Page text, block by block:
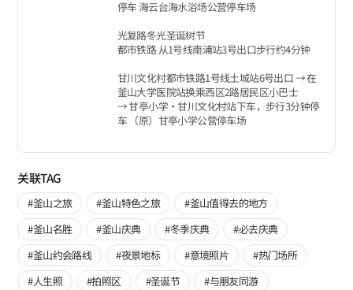
停车 海云台海水浴场公营停车场
光复路冬光圣诞树节
都市铁路 从1号线南浦站3号出口步行约4分钟
甘川文化村都市铁路1号线土城站6号出口 → 在
釜山大学医院站换乘西区2路居民区小巴士
→ 甘亭小学‧甘川文化村站下车，步行3分钟停
车 （原）甘亭小学公营停车场
关联TAG
#釜山之旅 #釜山特色之旅
#釜山值得去的地方
#釜山名胜
#釜山庆典 #冬季庆典
#必去庆典
#釜山约会路线
#夜景地标 #意境照片
#热门场所
#人生照
#拍照区 #圣诞节
#与朋友同游